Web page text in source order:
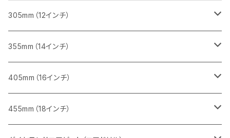
鋳鉄管切断用
ヒューム管・U字溝切断用
インターロッキング切断用
鋳鉄管切断用
ヒューム管・U字溝切断用
FRP切断用
インターロッキング切断用
鋳鉄管切断用
ヒューム管・U字溝切断用
レンガ切断用
インターロッキング切断用
鋳鉄管切断用
ヒューム管・U字溝切断用
ブロック切断用
レンガ切断用
インターロッキング切断用
鋳鉄管切断用
コンクリート切断用
ブロック切断用
レンガ切断用
インターロッキング切断用
コンクリート切断用
一般道路カッター用
ブロック切断用
レンガ切断用
インターロッキング切断用
305mm（12インチ）
みかげ石（御影石）切断用
セグメント
セグメント（特殊凹凸加工チップ
鉄筋コンクリート切断用
セグメントタイプ
コンクリート切断用
355mm（14インチ）
みかげ石（御影石）切断用
セグメント
セグメント（特殊凸凹加工チップ
鉄筋コンクリート切断用
405mm（16インチ）
みかげ石（御影石）切断用
455mm（18インチ）